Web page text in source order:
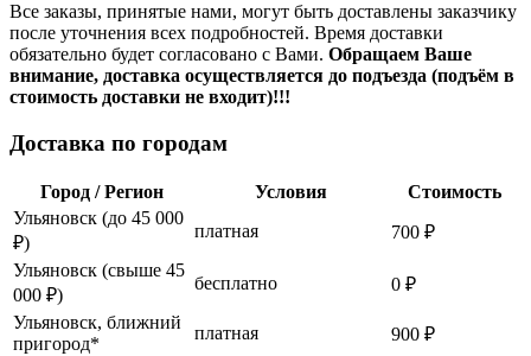
Все заказы, принятые нами, могут быть доставлены заказчику
после уточнения всех подробностей. Время доставки
обязательно будет согласовано с Вами. Обращаем Ваше
внимание, доставка осуществляется до подъезда (подъём в
стоимость доставки не входит)!!!
Доставка по городам
Город / Регион Условия
Стоимость
Ульяновск (до 45 000
₽)
платная
700 ₽
Ульяновск (свыше 45
000 ₽)
бесплатно
0 ₽
Ульяновск, ближний
пригород*
платная
900 ₽